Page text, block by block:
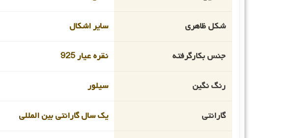
شکل ظاهری سایر اشکال
جنس بکارگرفته نقره عیار 925
رنگ نگین سیلور
گارانتی یک سال گارانتی بین المللی